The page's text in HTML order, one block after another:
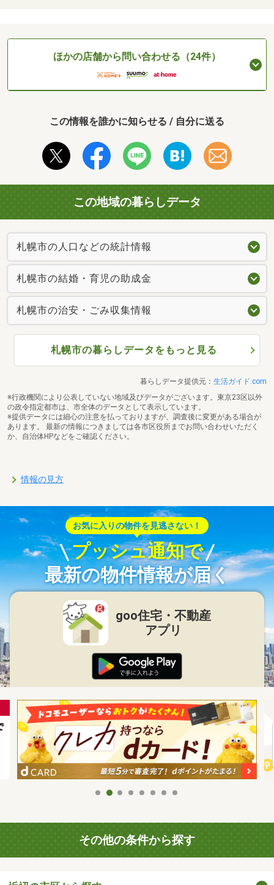
ほかの店舗から問い合わせる（24件）
この情報を誰かに知らせる / 自分に送る
この地域の暮らしデータ
札幌市の人口などの統計情報
札幌市の結婚・育児の助成金
札幌市の治安・ごみ収集情報
札幌市の暮らしデータをもっと見る
暮らしデータ提供元： 生活ガイド.com
※行政機関により公表していない地域及びデータがございます。東京23区以外
の政令指定都市は、市全体のデータとして表示しています。
※提供データには細心の注意を払っておりますが、調査後に変更がある場合が
あります。 最新の情報につきましては各市区役所までお問い合わせいただく
か、自治体HPなどをご確認ください。
情報の見方
お気に入りの物件を見逃さない！
プッシュ通知で
最新の物件情報が届く
goo住宅・不動産
アプリ
その他の条件から探す